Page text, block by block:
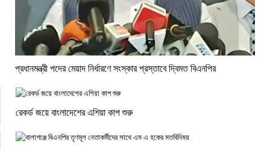
প্রধানমন্ত্রী পদের মেয়াদ নির্ধারণে সংস্কার প্রস্তাবে দ্বিমত বিএনপির
রেকর্ড জয়ে বাংলাদেশের এশিয়া কাপ শুরু